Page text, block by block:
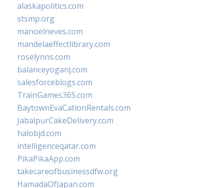
alaskapolitics.com
stsmp.org
manoelneves.com
mandelaeffectlibrary.com
roselynns.com
balanceyoganj.com
salesforceblogs.com
TrainGames365.com
BaytownEvaCationRentals.com
JabalpurCakeDelivery.com
halobjd.com
intelligenceqatar.com
PikaPikaApp.com
takecareofbusinessdfw.org
HamadaOfJapan.com